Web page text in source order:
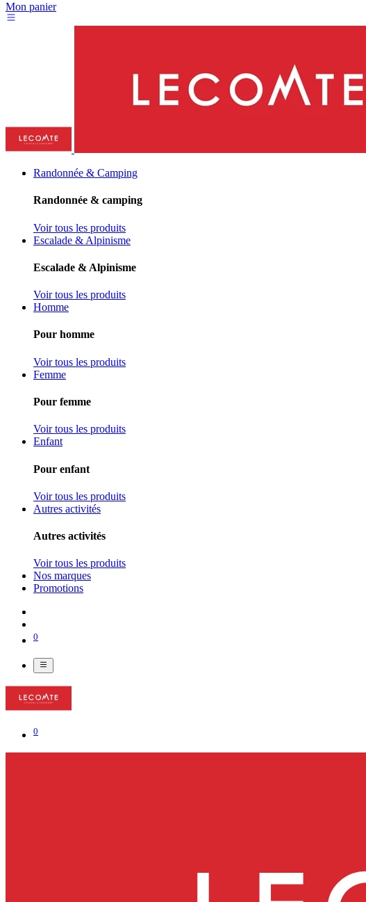
Mon panier
Randonnée & Camping
Randonnée & camping
Voir tous les produits
Escalade & Alpinisme
Escalade & Alpinisme
Voir tous les produits
Homme
Pour homme
Voir tous les produits
Femme
Pour femme
Voir tous les produits
Enfant
Pour enfant
Voir tous les produits
Autres activités
Autres activités
Voir tous les produits
Nos marques
Promotions
0
0